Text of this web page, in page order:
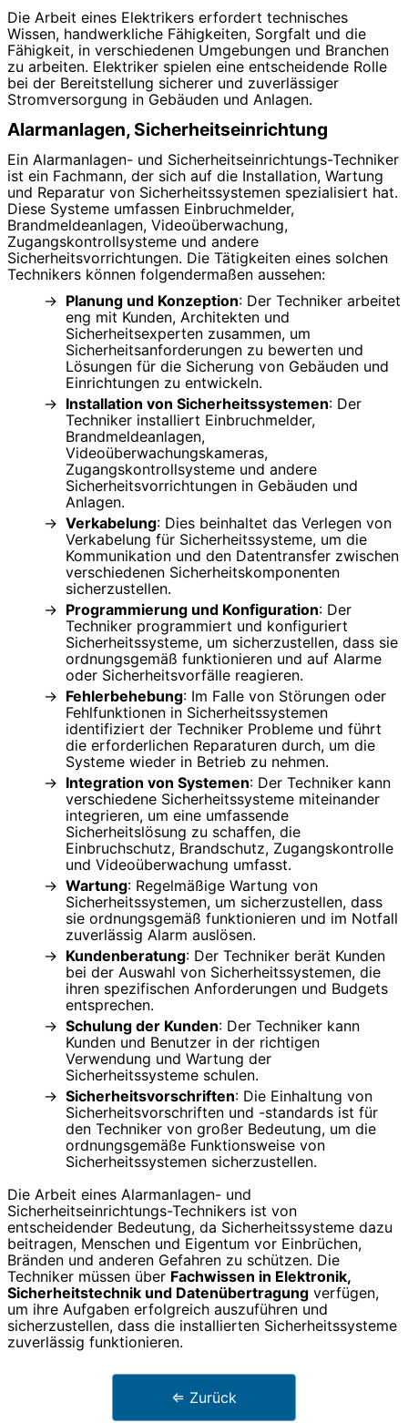
Die Arbeit eines Elektrikers erfordert technisches
Wissen, handwerkliche Fähigkeiten, Sorgfalt und die
Fähigkeit, in verschiedenen Umgebungen und Branchen
zu arbeiten. Elektriker spielen eine entscheidende Rolle
bei der Bereitstellung sicherer und zuverlässiger
Stromversorgung in Gebäuden und Anlagen.
Alarmanlagen, Sicherheitseinrichtung
Ein Alarmanlagen- und Sicherheitseinrichtungs-Techniker
ist ein Fachmann, der sich auf die Installation, Wartung
und Reparatur von Sicherheitssystemen spezialisiert hat.
Diese Systeme umfassen Einbruchmelder,
Brandmeldeanlagen, Videoüberwachung,
Zugangskontrollsysteme und andere
Sicherheitsvorrichtungen. Die Tätigkeiten eines solchen
Technikers können folgendermaßen aussehen:
Planung und Konzeption: Der Techniker arbeitet
eng mit Kunden, Architekten und
Sicherheitsexperten zusammen, um
Sicherheitsanforderungen zu bewerten und
Lösungen für die Sicherung von Gebäuden und
Einrichtungen zu entwickeln.
Installation von Sicherheitssystemen: Der
Techniker installiert Einbruchmelder,
Brandmeldeanlagen,
Videoüberwachungskameras,
Zugangskontrollsysteme und andere
Sicherheitsvorrichtungen in Gebäuden und
Anlagen.
Verkabelung: Dies beinhaltet das Verlegen von
Verkabelung für Sicherheitssysteme, um die
Kommunikation und den Datentransfer zwischen
verschiedenen Sicherheitskomponenten
sicherzustellen.
Programmierung und Konfiguration: Der
Techniker programmiert und konfiguriert
Sicherheitssysteme, um sicherzustellen, dass sie
ordnungsgemäß funktionieren und auf Alarme
oder Sicherheitsvorfälle reagieren.
Fehlerbehebung: Im Falle von Störungen oder
Fehlfunktionen in Sicherheitssystemen
identifiziert der Techniker Probleme und führt
die erforderlichen Reparaturen durch, um die
Systeme wieder in Betrieb zu nehmen.
Integration von Systemen: Der Techniker kann
verschiedene Sicherheitssysteme miteinander
integrieren, um eine umfassende
Sicherheitslösung zu schaffen, die
Einbruchschutz, Brandschutz, Zugangskontrolle
und Videoüberwachung umfasst.
Wartung: Regelmäßige Wartung von
Sicherheitssystemen, um sicherzustellen, dass
sie ordnungsgemäß funktionieren und im Notfall
zuverlässig Alarm auslösen.
Kundenberatung: Der Techniker berät Kunden
bei der Auswahl von Sicherheitssystemen, die
ihren spezifischen Anforderungen und Budgets
entsprechen.
Schulung der Kunden: Der Techniker kann
Kunden und Benutzer in der richtigen
Verwendung und Wartung der
Sicherheitssysteme schulen.
Sicherheitsvorschriften: Die Einhaltung von
Sicherheitsvorschriften und -standards ist für
den Techniker von großer Bedeutung, um die
ordnungsgemäße Funktionsweise von
Sicherheitssystemen sicherzustellen.
Die Arbeit eines Alarmanlagen- und
Sicherheitseinrichtungs-Technikers ist von
entscheidender Bedeutung, da Sicherheitssysteme dazu
beitragen, Menschen und Eigentum vor Einbrüchen,
Bränden und anderen Gefahren zu schützen. Die
Techniker müssen über Fachwissen in Elektronik,
Sicherheitstechnik und Datenübertragung verfügen,
um ihre Aufgaben erfolgreich auszuführen und
sicherzustellen, dass die installierten Sicherheitssysteme
zuverlässig funktionieren.
⇐ Zurück